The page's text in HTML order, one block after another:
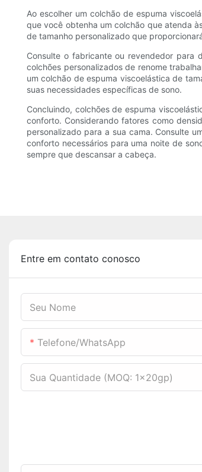
Ao escolher um colchão de espuma
que você obtenha um colchão que atenda
de tamanho personalizado que
Consulte o fabricante ou revendedor para
colchões personalizados de renome
um colchão de espuma viscoelástica de
suas necessidades específicas de sono.
Concluindo, colchões de espuma
conforto. Considerando fatores como
personalizado para a sua cama. Consulte
conforto necessários para uma noite de
sempre que descansar a cabeça.
Entre em contato conosco
Seu Nome
Telefone/WhatsApp
Sua Quantidade (MOQ: 1x20gp)